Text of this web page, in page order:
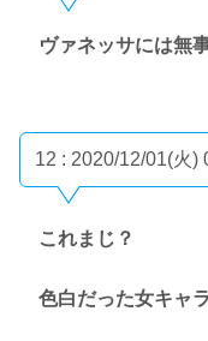
ヴァネッサには無
12 : 2020/12/01(火)
これまじ？
色白だった女キャ